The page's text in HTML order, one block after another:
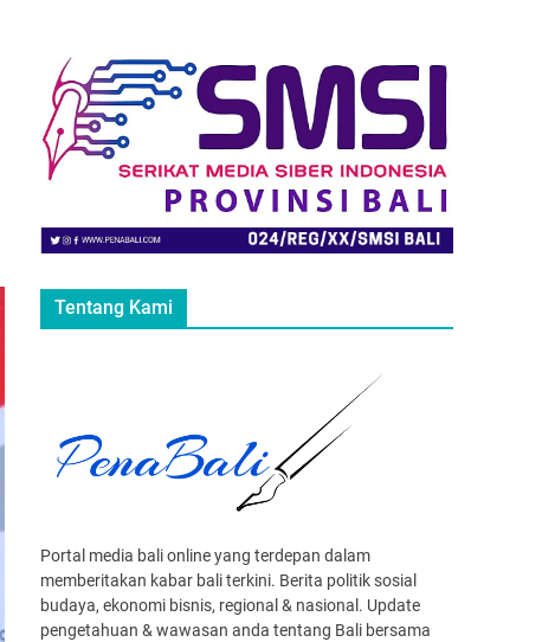
Tentang Kami
Portal media bali online yang terdepan dalam
memberitakan kabar bali terkini. Berita politik sosial
budaya, ekonomi bisnis, regional & nasional. Update
pengetahuan & wawasan anda tentang Bali bersama